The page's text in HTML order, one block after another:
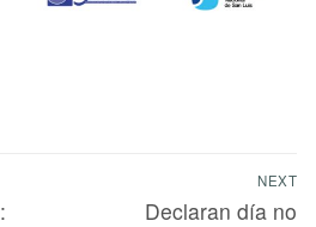
:
NEXT
Declaran día no